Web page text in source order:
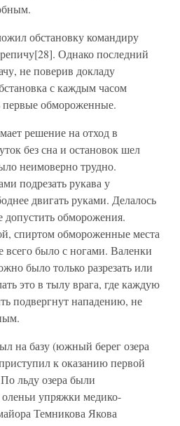
обстановку командиру
Однако последний
не поверив докладу
с каждым часом
первые обмороженные.
решение на отход в
без сна и остановок шел
неимоверно трудно.
подрезать рукава у
двигать руками. Делалось
допустить обморожения.
спиртом обмороженные места
всего было с ногами. Валенки
было только разрезать или
это в тылу врага, где каждую
подвергнут нападению, не
на базу (южный берег озера
к оказанию первой
льду озера были
упряжки медико-
Темникова Якова